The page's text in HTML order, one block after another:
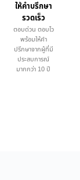
ให้คำบรึกษา
รวดเร็ว
ตอบด่วน ตอบไว
พร้อมให้คำ
ปรึกษาจากผู้ที่มี
ประสบการณ์
มากกว่า 10 ปี